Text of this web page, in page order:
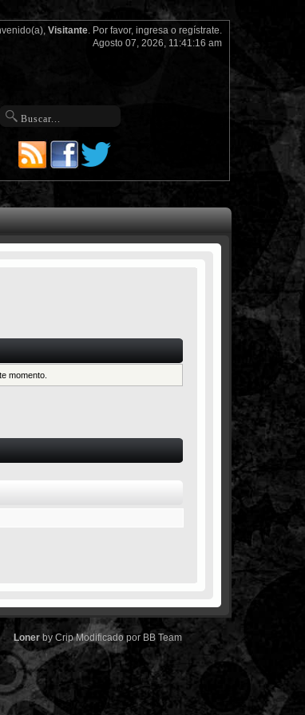
Visitante. Por favor, ingresao regístrate.
Agosto 07, 2026, 11:41:16 am
momento.
Lonerby Crip